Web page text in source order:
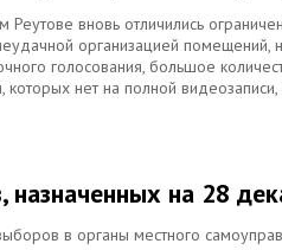
вновь отличились
организацией помещений,
голосования, большое
которых нет на полной
на 28
в органы местного